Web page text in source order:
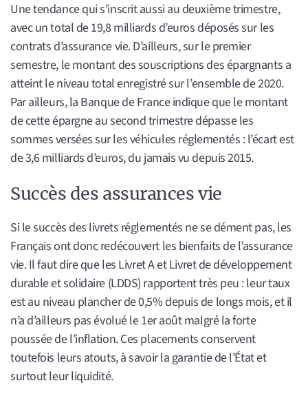
Une tendance qui s’inscrit aussi au deuxième trimestre,
avec un total de 19,8 milliards d’euros déposés sur les
contrats d’assurance vie. D’ailleurs, sur le premier
semestre, le montant des souscriptions des épargnants a
atteint le niveau total enregistré sur l’ensemble de 2020.
Par ailleurs, la Banque de France indique que le montant
de cette épargne au second trimestre dépasse les
sommes versées sur les véhicules réglementés : l’écart est
de 3,6 milliards d’euros, du jamais vu depuis 2015.
Succès des assurances vie
Si le succès des livrets réglementés ne se dément pas, les
Français ont donc redécouvert les bienfaits de l’assurance
vie. Il faut dire que les Livret A et Livret de développement
durable et solidaire (LDDS) rapportent très peu : leur taux
est au niveau plancher de 0,5% depuis de longs mois, et il
n’a d’ailleurs pas évolué le 1er août malgré la forte
poussée de l’inflation. Ces placements conservent
toutefois leurs atouts, à savoir la garantie de l’État et
surtout leur liquidité.